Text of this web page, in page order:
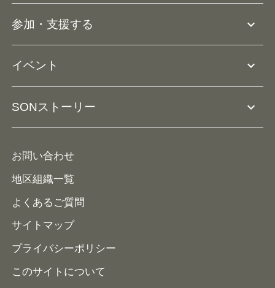
リソースページ
ユニファイドスクール
参加・支援する expand_more
コーチとして参加
イベント expand_more
ナショナルゲームについて
SONストーリー expand_more
メディア
お問い合わせ
地区組織一覧
よくあるご質問
サイトマップ
プライバシーポリシー
このサイトについて